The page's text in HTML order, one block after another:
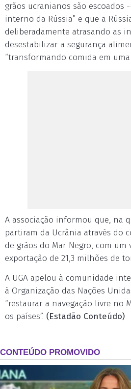
grãos ucranianos são escoados
interno da Rússia” e que a
deliberadamente atrasando as
desestabilizar a segurança
“transformando comida em uma
A associação informou que, na
partiram da Ucrânia através do
de grãos do Mar Negro, com
exportação de 21,3 milhões de
A UGA apelou à comunidade
à Organização das Nações
“restaurar a navegação livre no
os países”. (Estadão Conteúdo)